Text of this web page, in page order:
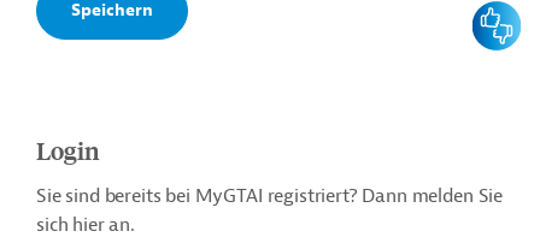
Login
Sie sind bereits bei MyGTAI registriert? Dann melden Sie
sich hier an.